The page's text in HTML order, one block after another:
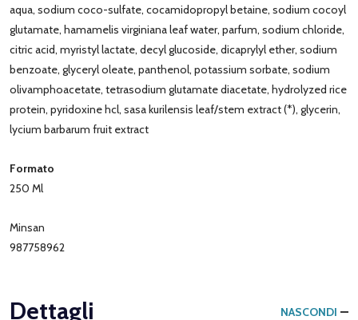
aqua, sodium coco-sulfate, cocamidopropyl betaine, sodium cocoyl
glutamate, hamamelis virginiana leaf water, parfum, sodium chloride,
citric acid, myristyl lactate, decyl glucoside, dicaprylyl ether, sodium
benzoate, glyceryl oleate, panthenol, potassium sorbate, sodium
olivamphoacetate, tetrasodium glutamate diacetate, hydrolyzed rice
protein, pyridoxine hcl, sasa kurilensis leaf/stem extract (*), glycerin,
lycium barbarum fruit extract
Formato
250 Ml
Minsan
987758962
Dettagli NASCONDI